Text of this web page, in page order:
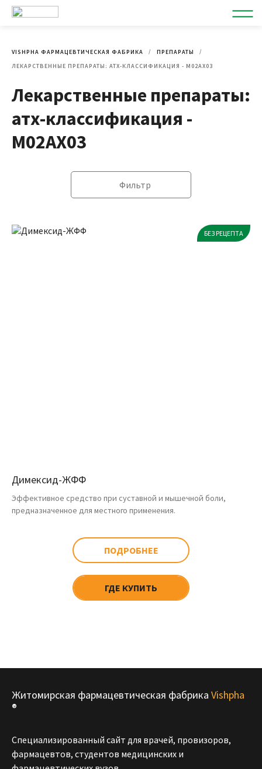
VISHPHA ФАРМАЦЕВТИЧЕСКАЯ ФАБРИКА
ПРЕПАРАТЫ
ЛЕКАРСТВЕННЫЕ ПРЕПАРАТЫ: АТХ-КЛАССИФИКАЦИЯ - M02AX03
Лекарственные препараты:
атх-классификация -
M02AX03
Фильтр
БЕЗ РЕЦЕПТА
Димексид-ЖФФ
Эффективное средство при суставной и мышечной боли,
предназначенное для местного применения.
ПОДРОБНЕЕ
ГДЕ КУПИТЬ
Житомирская фармацевтическая фабрика Vishpha
®
Специализированный сайт для врачей, провизоров,
фармацевтов, студентов медицинских и